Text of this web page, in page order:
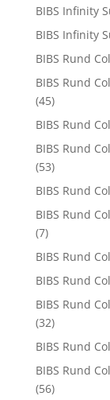
BIBS Infinity
BIBS Infinity
BIBS Rund
BIBS Rund
(45)
BIBS Rund
BIBS Rund
(53)
BIBS Rund
BIBS Rund
(7)
BIBS Rund
BIBS Rund
BIBS Rund
(32)
BIBS Rund
BIBS Rund
(56)